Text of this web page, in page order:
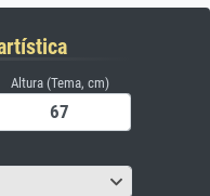
Altura (Tema, cm)